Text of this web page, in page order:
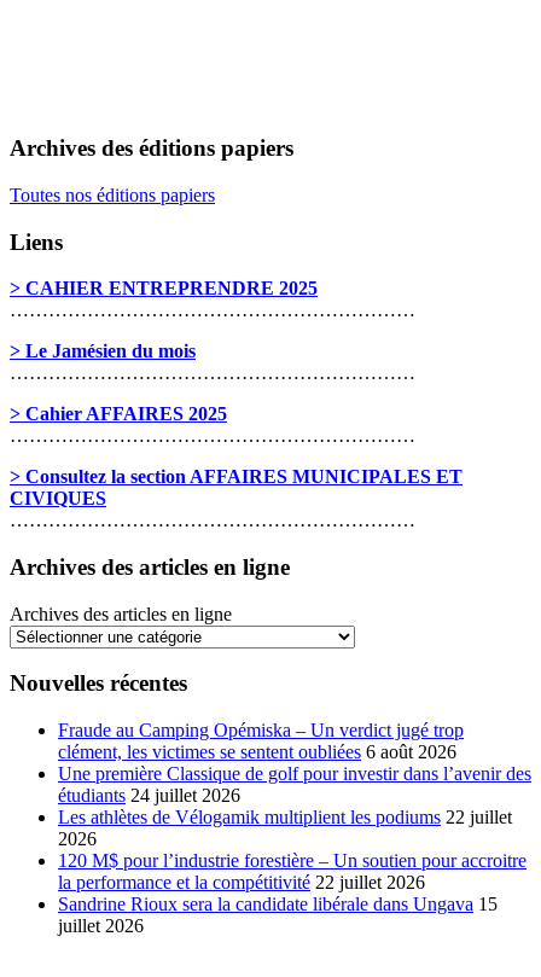
Archives des éditions papiers
Toutes nos éditions papiers
Liens
> CAHIER ENTREPRENDRE 2025
………………………………………………………
> Le Jamésien du mois
………………………………………………………
> Cahier AFFAIRES 2025
………………………………………………………
> Consultez la section AFFAIRES MUNICIPALES ET
CIVIQUES
………………………………………………………
Archives des articles en ligne
Archives des articles en ligne
Nouvelles récentes
Fraude au Camping Opémiska – Un verdict jugé trop
clément, les victimes se sentent oubliées 6 août 2026
Une première Classique de golf pour investir dans l’avenir des
étudiants 24 juillet 2026
Les athlètes de Vélogamik multiplient les podiums 22 juillet
2026
120 M$ pour l’industrie forestière – Un soutien pour accroitre
la performance et la compétitivité 22 juillet 2026
Sandrine Rioux sera la candidate libérale dans Ungava 15
juillet 2026